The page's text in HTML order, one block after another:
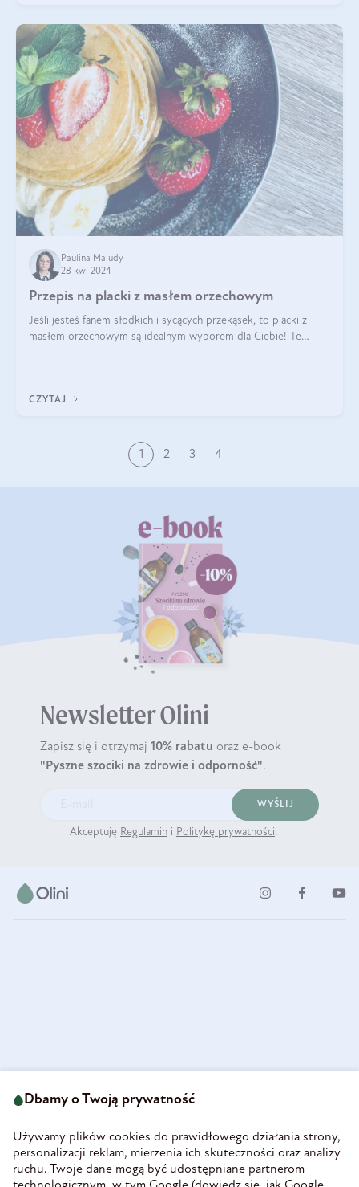
Paulina Maludy
28 kwi 2024
Przepis na placki z masłem orzechowym
Jeśli jesteś fanem słodkich i sycących przekąsek, to placki z
masłem orzechowym są idealnym wyborem dla Ciebie! Te
CZYTAJ
1 2 3 4
Newsletter Olini
Zapisz się i otrzymaj 10% rabatu oraz e-book
"Pyszne szociki na zdrowie i odporność".
WYŚLIJ
Akceptuję Regulamin i Politykę prywatności.
58-160 Świebodzice
REGON 890213034
INFORMACJE
Dbamy o Twoją prywatność
Używamy plików cookies do prawidłowego działania strony,
personalizacji reklam, mierzenia ich skuteczności oraz analizy
ruchu. Twoje dane mogą być udostępniane partnerom